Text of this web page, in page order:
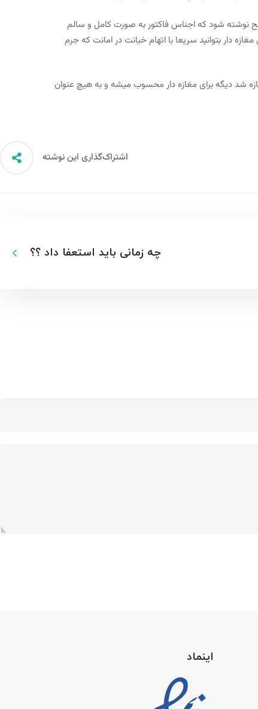
نوشته شود که اجناس فاکتور به صورت کامل و سالم
دار بتوانید سریعا با اتهام خیانت در امانت که جرم
شد دیگه برای مغازه دار محسوب میشه و به هیچ عنوان
اشتراک‌گذاری این نوشته
چه زمانی باید استعفا داد ؟؟
اینماد